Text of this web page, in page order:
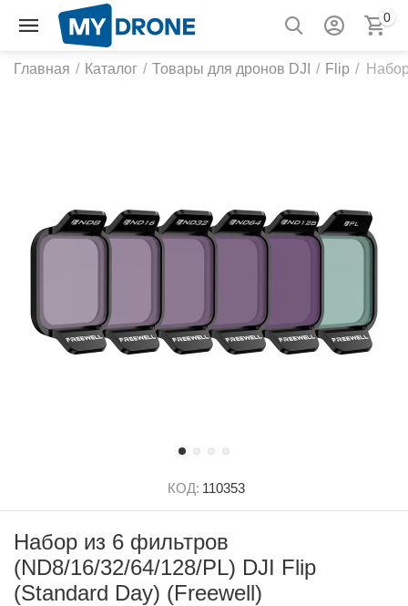
0
Главная / Каталог / Товары для дронов DJI / Flip /
КОД: 110353
Набор из 6 фильтров
(ND8/16/32/64/128/PL) DJI Flip
(Standard Day) (Freewell)